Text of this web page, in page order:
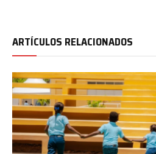
ARTÍCULOS RELACIONADOS